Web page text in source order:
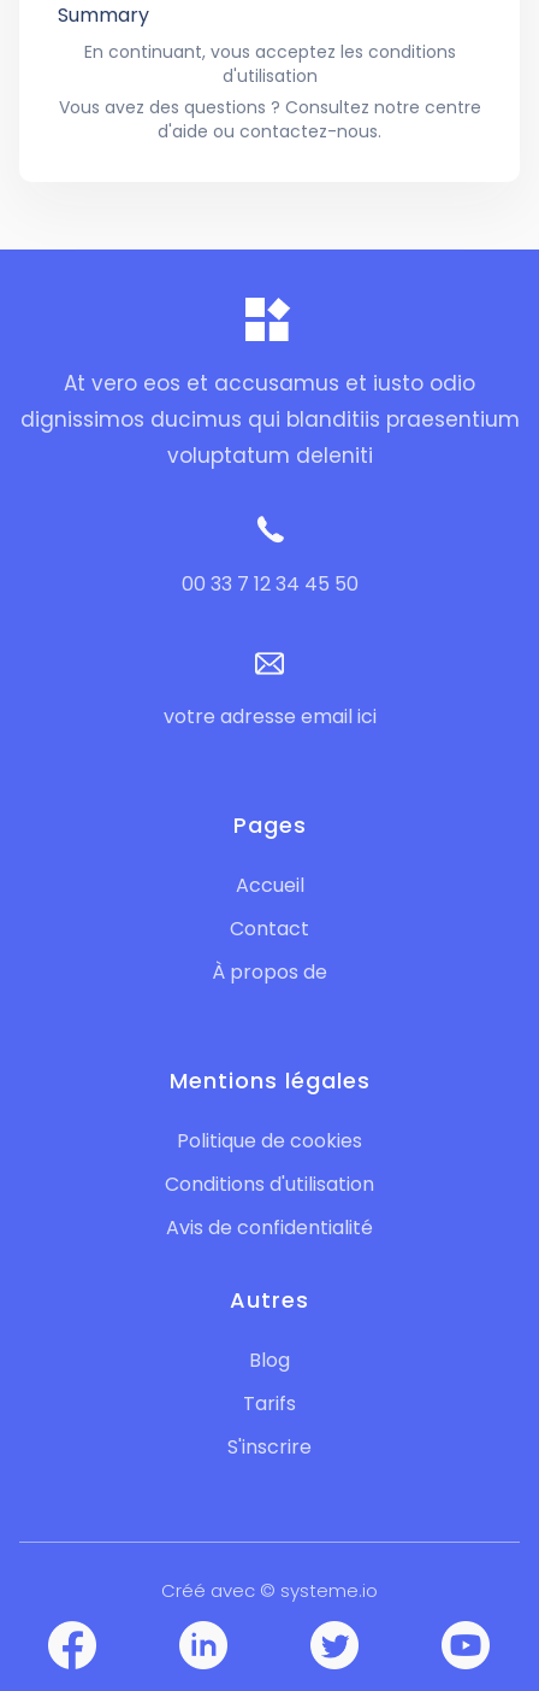
Summary
En continuant, vous acceptez les conditions
d'utilisation
Vous avez des questions ? Consultez notre centre
d'aide ou contactez-nous.
At vero eos et accusamus et iusto odio
dignissimos ducimus qui blanditiis praesentium
voluptatum deleniti
00 33 7 12 34 45 50
votre adresse email ici
Pages
Accueil
Contact
À propos de
Mentions légales
Politique de cookies
Conditions d'utilisation
Avis de confidentialité
Autres
Blog
Tarifs
S'inscrire
Créé avec © systeme.io